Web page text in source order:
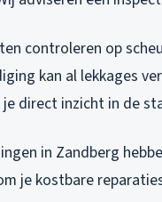
controleren op
kan al lekkages
direct inzicht in de
in Zandberg
je kostbare